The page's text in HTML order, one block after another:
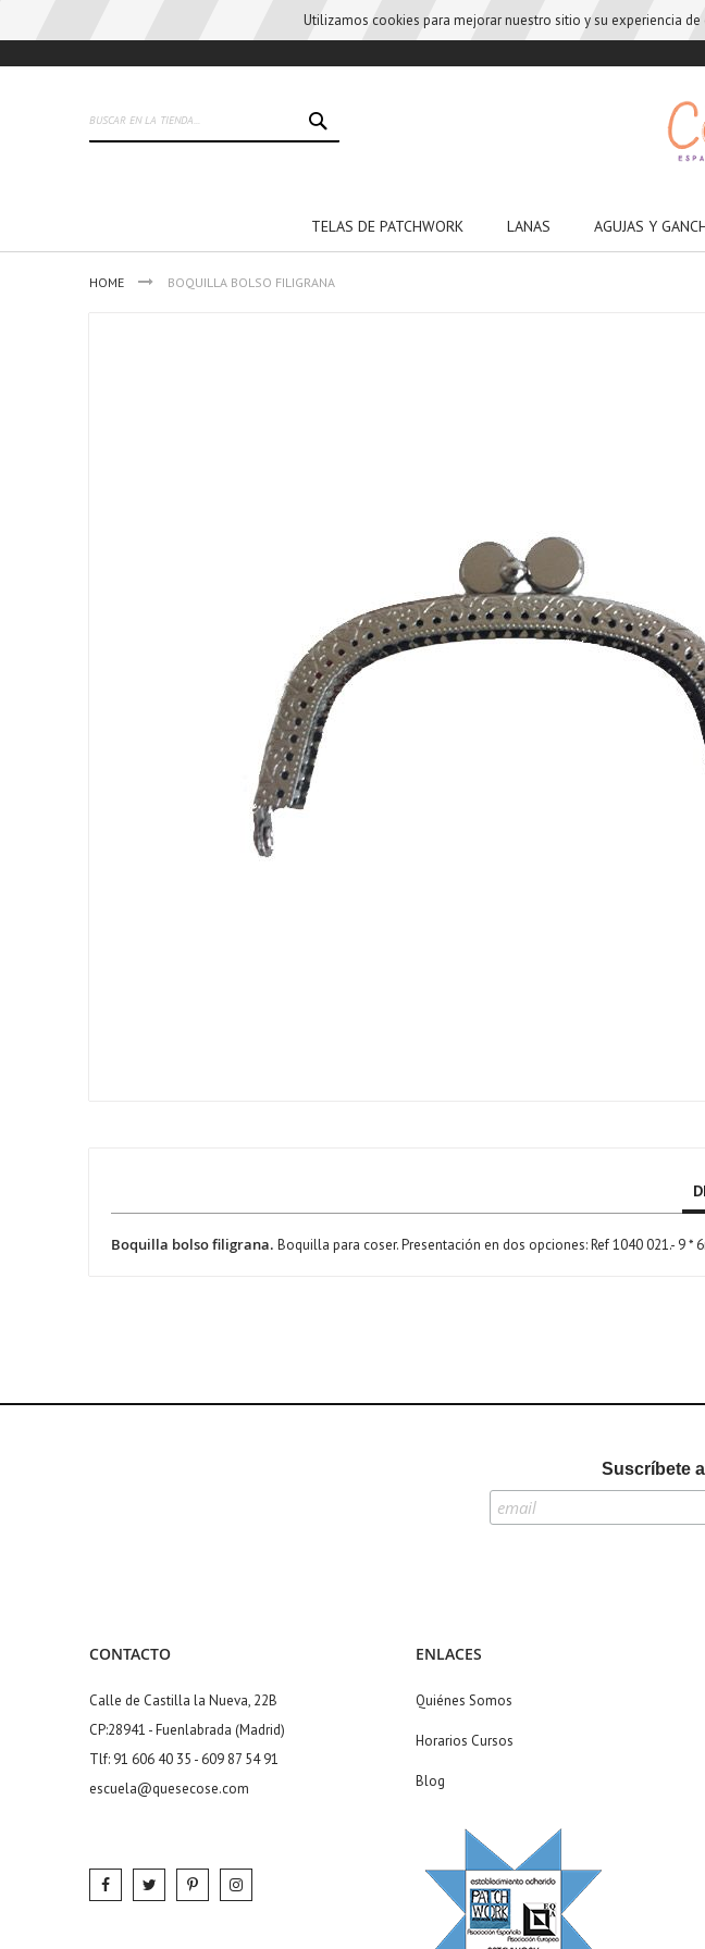
Utilizamos cookies para mejorar nuestro sitio y su experiencia
to
TELAS DE PATCHWORK LANAS AGUJAS Y
HOME BOQUILLA BOLSO FILIGRANA
Boquilla bolso filigrana. Boquilla para coser. Presentación en dos opciones: Ref 1040 021.- 9 *
Suscríbete
CONTACTO
Calle de Castilla la Nueva, 22B
CP:28941 - Fuenlabrada (Madrid)
Tlf: 91 606 40 35 - 609 87 54 91
escuela@quesecose.com
ENLACES
Quiénes Somos
Horarios Cursos
Blog